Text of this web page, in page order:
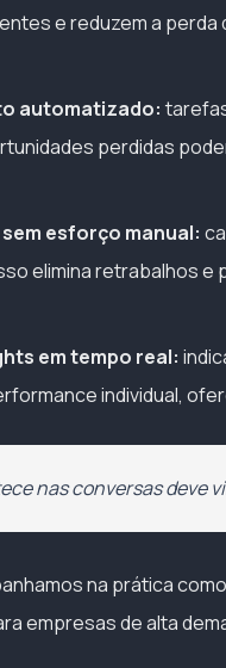
e reduzem a
automatizado:
perdidas
esforço manual:
elimina retrabalhos
em tempo real:
individual,
nas conversas deve
na prática
empresas de alta